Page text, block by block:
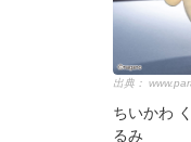
出典：
ちいかわ
るみ